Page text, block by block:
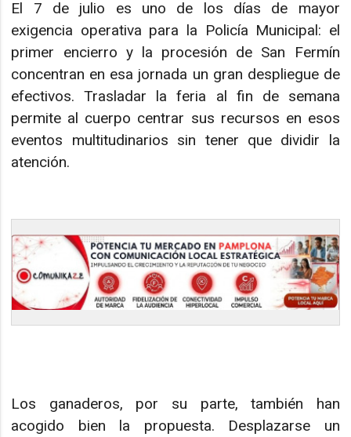
El 7 de julio es uno de los días de mayor
exigencia operativa para la Policía Municipal: el
primer encierro y la procesión de San Fermín
concentran en esa jornada un gran despliegue de
efectivos. Trasladar la feria al fin de semana
permite al cuerpo centrar sus recursos en esos
eventos multitudinarios sin tener que dividir la
atención.
Los ganaderos, por su parte, también han
acogido bien la propuesta. Desplazarse un